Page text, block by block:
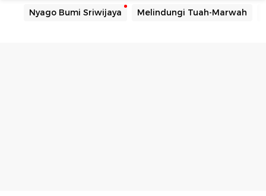
Nyago Bumi Sriwijaya Melindungi Tuah-Marwah